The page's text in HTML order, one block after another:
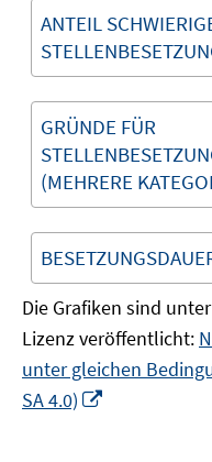
ANTEIL
GRÜNDE FÜR
(MEHRERE
Die Grafiken sind
Lizenz veröffentlicht:
unter gleichen
SA 4.0)